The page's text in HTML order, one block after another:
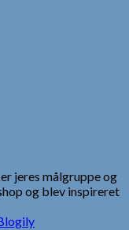
jeres målgruppe og
og blev inspireret